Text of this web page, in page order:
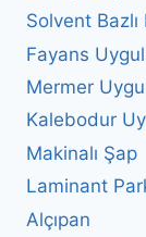
Solvent Bazlı
Fayans
Mermer
Kalebodur
Makinalı Şap
Laminant
Alçıpan